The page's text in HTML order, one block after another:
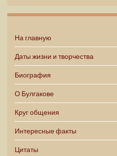
На главную
Даты жизни и творчества
Биография
О Булгакове
Круг общения
Интересные факты
Цитаты